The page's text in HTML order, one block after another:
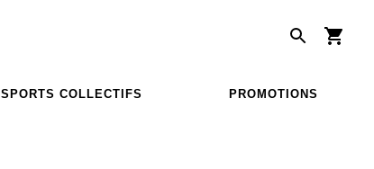
SPORTS COLLECTIFS PROMOTIONS